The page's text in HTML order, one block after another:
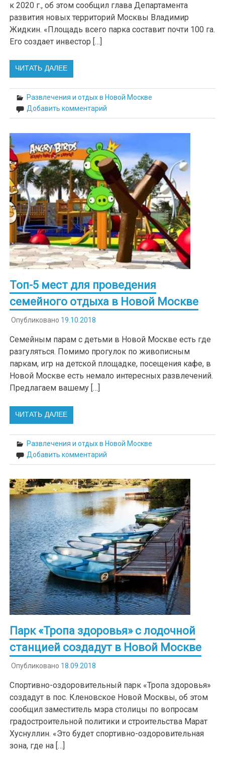
к 2020 г., об этом сообщил глава Департамента
развития новых территорий Москвы Владимир
Жидкин. «Площадь всего парка составит почти 100 га.
Его создает инвестор […]
ЧИТАТЬ ДАЛЕЕ
Развлечения и отдых в Новой Москве
Добавить комментарий
Топ-5 мест для проведения
семейного отдыха в Новой Москве
Опубликовано 19.10.2018
Семейным парам с детьми в Новой Москве есть где
разгуляться. Помимо прогулок по живописным
паркам, игр на детской площадке, посещения кафе, в
Новой Москве есть немало интересных развлечений.
Предлагаем вашему […]
ЧИТАТЬ ДАЛЕЕ
Развлечения и отдых в Новой Москве
Добавить комментарий
Парк «Тропа здоровья» с лодочной
станцией создадут в Новой Москве
Опубликовано 18.09.2018
Спортивно-оздоровительный парк «Тропа здоровья»
создадут в пос. Кленовское Новой Москвы, об этом
сообщил заместитель мэра столицы по вопросам
градостроительной политики и строительства Марат
Хуснуллин. «Это будет спортивно-оздоровительная
зона, где на […]